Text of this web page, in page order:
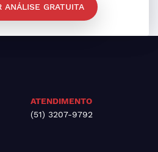
ANÁLISE GRATUITA
ATENDIMENTO
(51) 3207-9792